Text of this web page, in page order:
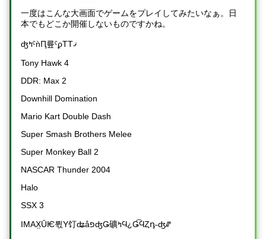
一度はこんな大画面でゲームをプレイしてみたいなぁ。日
本でもどこか開催しないものですかね。
ʤߤˤǹԤ륲ˤϼΤΤޤ
Tony Hawk 4
DDR: Max 2
Downhill Domination
Mario Kart Double Dash
Super Smash Brothers Melee
Super Monkey Ball 2
NASCAR Thunder 2004
Halo
SSX 3
IMAX̤ŪѤ뤿Υ饤ʥåפʤǤ礦ߤϤ¿Ǥ͡ϤȤդ˵ʤꤽ